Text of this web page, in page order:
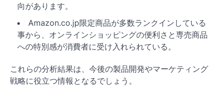
向があります。
Amazon.co.jp限定商品が多数ランクインしている
事から、オンラインショッピングの便利さと専売商品
への特別感が消費者に受け入れられている。
これらの分析結果は、今後の製品開発やマーケティング
戦略に役立つ情報となるでしょう。